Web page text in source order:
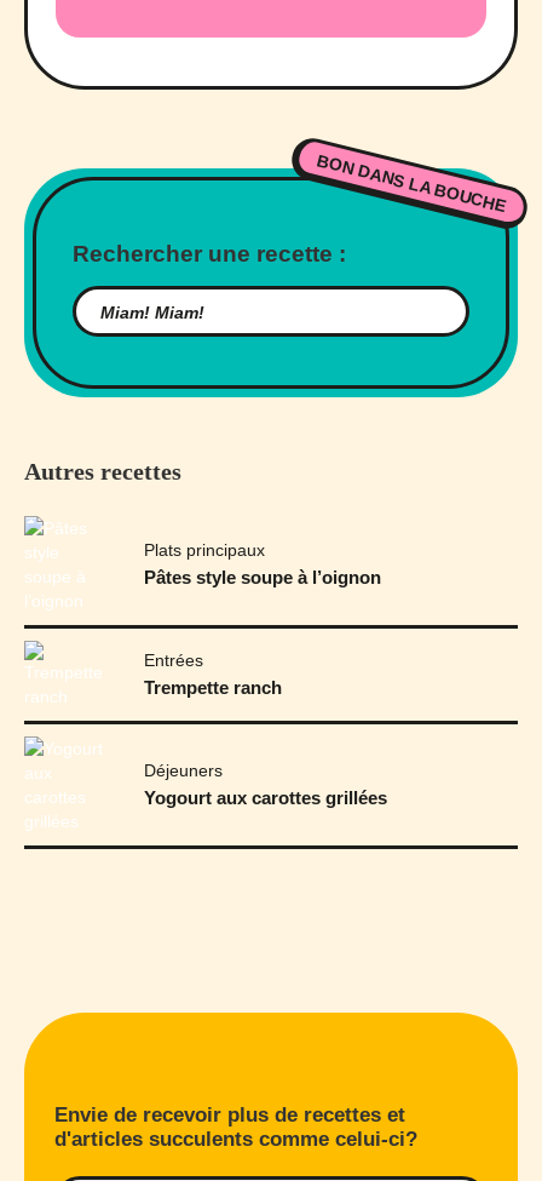
BON DANS LA BOUCHE
Rechercher une recette :
Autres recettes
Plats principaux
Pâtes style soupe à l’oignon
Entrées
Trempette ranch
Déjeuners
Yogourt aux carottes grillées
Envie de recevoir plus de recettes et
d'articles succulents comme celui-ci?